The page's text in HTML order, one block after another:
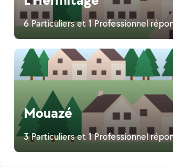
6 Particuliers et 1 Professionnel
Mouazé
3 Particuliers et 1 Professionnel